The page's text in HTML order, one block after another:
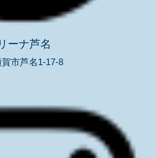
ーナ芦名
市芦名1-17-8